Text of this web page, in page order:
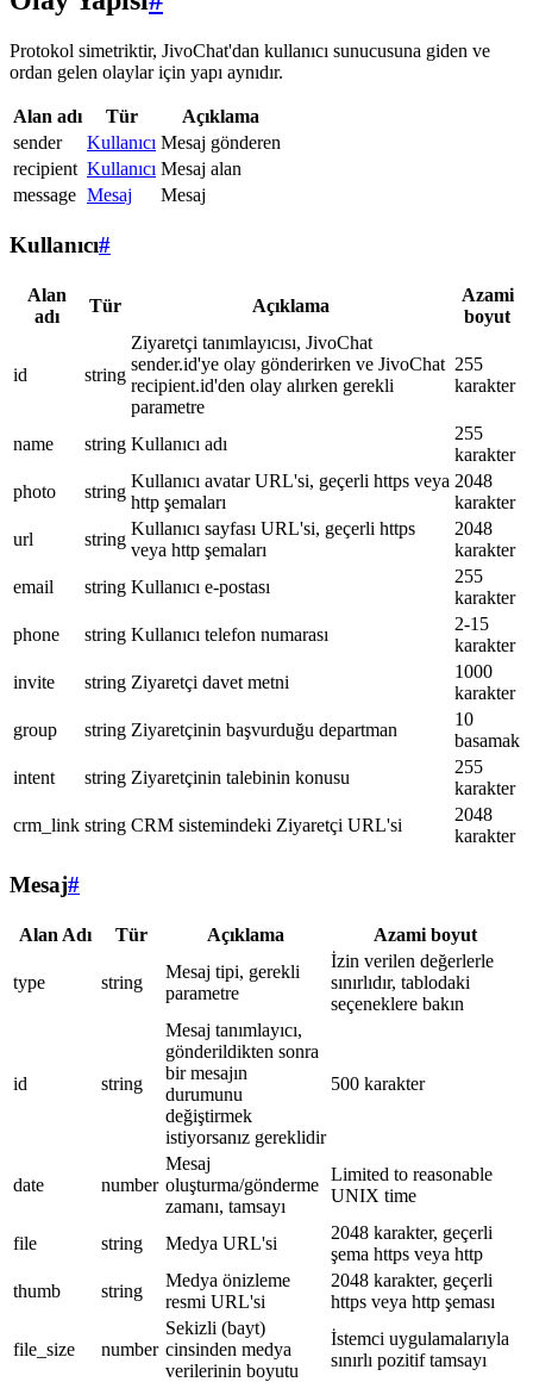
Protokol simetriktir, JivoChat'dan kullanıcı sunucusuna giden ve
ordan gelen olaylar için yapı aynıdır.
Alan adı Tür
Açıklama
sender
Kullanıcı Mesaj gönderen
recipient Kullanıcı Mesaj alan
message Mesaj Mesaj
Kullanıcı#
Alan
adı
Tür Açıklama
Azami
boyut
id string
Ziyaretçi tanımlayıcısı, JivoChat
sender.id'ye olay gönderirken ve JivoChat
recipient.id'den olay alırken gerekli
parametre
255
karakter
name string Kullanıcı adı
255
karakter
photo
string
Kullanıcı avatar URL'si, geçerli https veya
http şemaları
2048
karakter
url
string
Kullanıcı sayfası URL'si, geçerli https
veya http şemaları
2048
karakter
email
string Kullanıcı e-postası
255
karakter
phone
string Kullanıcı telefon numarası
2-15
karakter
invite
string Ziyaretçi davet metni
1000
karakter
group
string Ziyaretçinin başvurduğu departman
10
basamak
intent
string Ziyaretçinin talebinin konusu
255
karakter
crm_link string CRM sistemindeki Ziyaretçi URL'si
2048
karakter
Mesaj#
Alan Adı Tür Açıklama Azami boyut
type string
Mesaj tipi, gerekli
parametre
İzin verilen değerlerle
sınırlıdır, tablodaki
seçeneklere bakın
id string
Mesaj tanımlayıcı,
gönderildikten sonra
bir mesajın
durumunu
değiştirmek
istiyorsanız gereklidir
500 karakter
date number
Mesaj
oluşturma/gönderme
zamanı, tamsayı
Limited to reasonable
UNIX time
file string Medya URL'si
2048 karakter, geçerli
şema https veya http
thumb
string
Medya önizleme
resmi URL'si
2048 karakter, geçerli
https veya http şeması
file_size number
Sekizli (bayt)
cinsinden medya
verilerinin boyutu
İstemci uygulamalarıyla
sınırlı pozitif tamsayı